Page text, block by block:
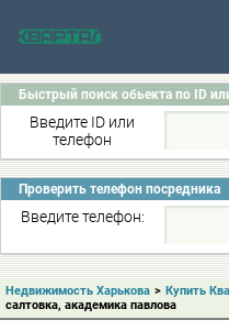
Быстрый поиск обьекта по ID
Введите ID или
телефон
Проверить телефон посредника
Введите телефон:
Недвижимость Харькова > Купить
салтовка, академика павлова